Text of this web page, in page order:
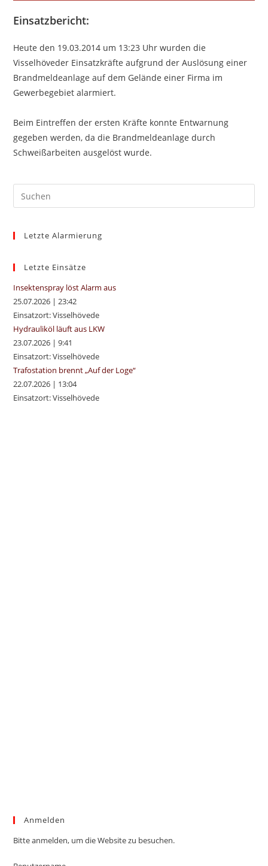
Einsatzbericht:
Heute den 19.03.2014 um 13:23 Uhr wurden die
Visselhöveder Einsatzkräfte aufgrund der Auslösung einer
Brandmeldeanlage auf dem Gelände einer Firma im
Gewerbegebiet alarmiert.
Beim Eintreffen der ersten Kräfte konnte Entwarnung
gegeben werden, da die Brandmeldeanlage durch
Schweißarbeiten ausgelöst wurde.
Letzte Alarmierung
Letzte Einsätze
Insektenspray löst Alarm aus
25.07.2026 |23:42
Einsatzort: Visselhövede
Hydrauliköl läuft aus LKW
23.07.2026 |9:41
Einsatzort: Visselhövede
Trafostation brennt „Auf der Loge“
22.07.2026 | 13:04
Einsatzort: Visselhövede
Anmelden
Bitte anmelden, um die Website zu besuchen.